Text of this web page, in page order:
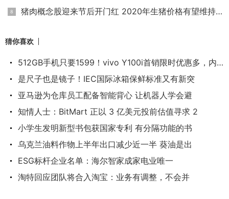
猪肉概念股迎来节后开门红 2020年生猪价格有望维持高位
猜你喜欢
512GB手机只要1599！vivo Y100i首销限时优惠多，内置
是尺子也是镜子！IEC国际冰箱保鲜标准又有新突
亚马逊为仓库员工配备智能背心 让机器人学会避
知情人士：BitMart 正以 3 亿美元投前估值寻求 2
小学生发明新型书包获国家专利 有分隔功能的书
乌克兰油料作物上半年出口减少近一半 葵油是出
ESG标杆企业名单：海尔智家成家电业唯一
淘特回应团队将合入淘宝：业务有调整，不会并